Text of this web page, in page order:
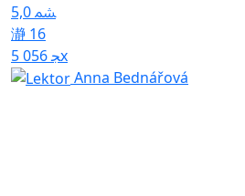
5,0
16
5 056x
Anna Bednářová